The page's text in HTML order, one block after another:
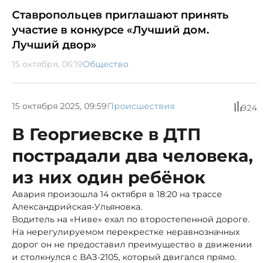
Ставропольцев приглашают принять
участие в конкурсе «Лучший дом.
Лучший двор»
15 октября, 06:19Общество
15 октября 2025, 09:59Происшествия 924
В Георгиевске в ДТП
пострадали два человека,
из них один ребёнок
Авария произошла 14 октября в 18:20 на трассе
Александрийская-Ульяновка.
Водитель на «Ниве» ехал по второстепенной дороге.
На нерегулируемом перекрестке неравнозначных
дорог он не предоставил преимущество в движении
и столкнулся с ВАЗ-2105, который двигался прямо.